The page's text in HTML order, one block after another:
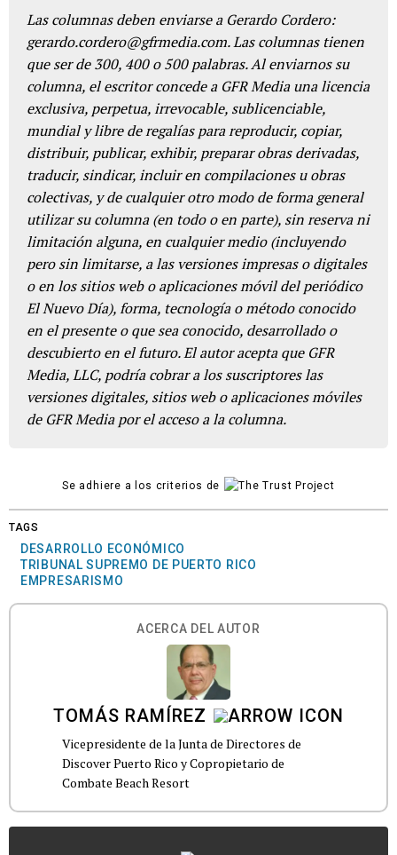
Las columnas deben enviarse a Gerardo Cordero:
gerardo.cordero@gfrmedia.com. Las columnas tienen
que ser de 300, 400 o 500 palabras. Al enviarnos su
columna, el escritor concede a GFR Media una licencia
exclusiva, perpetua, irrevocable, sublicenciable,
mundial y libre de regalías para reproducir, copiar,
distribuir, publicar, exhibir, preparar obras derivadas,
traducir, sindicar, incluir en compilaciones u obras
colectivas, y de cualquier otro modo de forma general
utilizar su columna (en todo o en parte), sin reserva ni
limitación alguna, en cualquier medio (incluyendo
pero sin limitarse, a las versiones impresas o digitales
o en los sitios web o aplicaciones móvil del periódico
El Nuevo Día), forma, tecnología o método conocido
en el presente o que sea conocido, desarrollado o
descubierto en el futuro. El autor acepta que GFR
Media, LLC, podría cobrar a los suscriptores las
versiones digitales, sitios web o aplicaciones móviles
de GFR Media por el acceso a la columna.
Se adhiere a los criterios de
TAGS
DESARROLLO ECONÓMICO
TRIBUNAL SUPREMO DE PUERTO RICO
EMPRESARISMO
ACERCA DEL AUTOR
TOMÁS RAMÍREZ
Vicepresidente de la Junta de Directores de
Discover Puerto Rico y Copropietario de
Combate Beach Resort